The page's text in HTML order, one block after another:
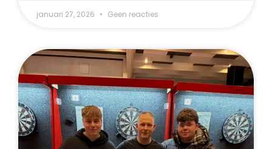
januari 27, 2026 Geen reacties